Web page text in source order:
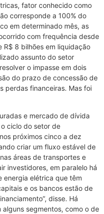
fator conhecido como
corresponde a 100% do
em determinado mês, as
com frequência desde
R$ 8 bilhões em liquidação
assunto do setor
o impasse em dois
do prazo de concessão de
perdas financeiras. Mas foi
e mercado de dívida
ciclo do setor de
próximos cinco a dez
criar um fluxo estável de
áreas de transportes e
investidores, em paralelo há
energia elétrica que têm
e os bancos estão de
disse. Há
segmentos, como o de